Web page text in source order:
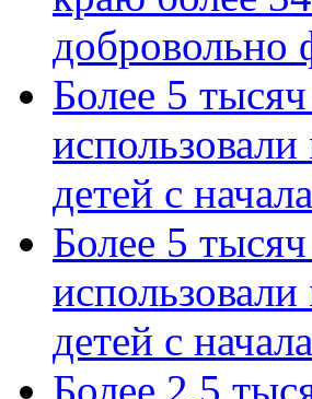
Более 5
детей с
Более 5
детей с